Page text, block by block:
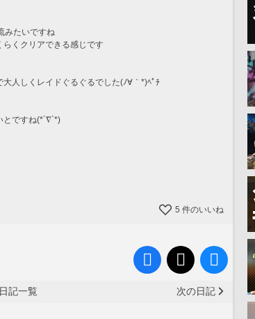
みたいですね
らくクリアできる感じです
人しくレイドぐるぐるでした(ﾉ∀｀*)ﾍﾟﾁ
とですね(*´∇`*)
5 件のいいね
日記一覧 次の日記